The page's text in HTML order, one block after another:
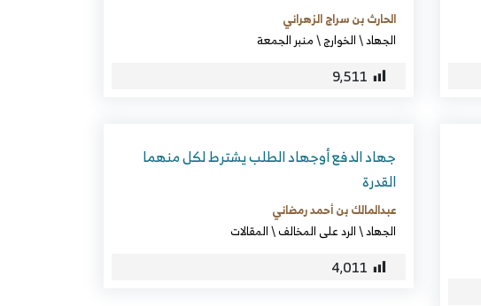
الحارث بن سراج الزهراني
الجهاد\الخوارج\منبر الجمعة
9٬511
جهاد الدفع أوجهاد الطلب يشترط لكل منهما
القدرة
عبدالمالك بن أحمد رمضاني
الجهاد\الرد على المخالف\المقالات
4٬011